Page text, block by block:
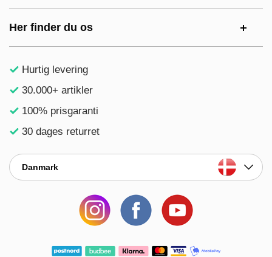
Her finder du os
Hurtig levering
30.000+ artikler
100% prisgaranti
30 dages returret
Danmark